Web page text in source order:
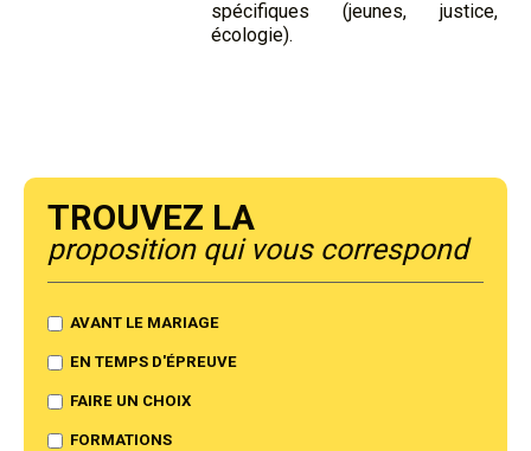
spécifiques (jeunes, justice,
écologie).
Trouvez la
proposition qui vous correspond
AVANT LE MARIAGE
EN TEMPS D'ÉPREUVE
FAIRE UN CHOIX
FORMATIONS